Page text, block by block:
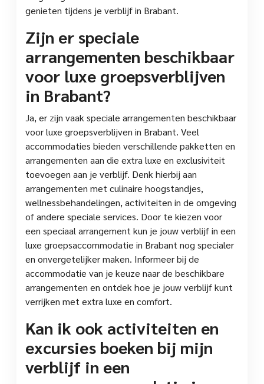
genieten tijdens je verblijf in Brabant.
Zijn er speciale
arrangementen beschikbaar
voor luxe groepsverblijven
in Brabant?
Ja, er zijn vaak speciale arrangementen beschikbaar
voor luxe groepsverblijven in Brabant. Veel
accommodaties bieden verschillende pakketten en
arrangementen aan die extra luxe en exclusiviteit
toevoegen aan je verblijf. Denk hierbij aan
arrangementen met culinaire hoogstandjes,
wellnessbehandelingen, activiteiten in de omgeving
of andere speciale services. Door te kiezen voor
een speciaal arrangement kun je jouw verblijf in een
luxe groepsaccommodatie in Brabant nog specialer
en onvergetelijker maken. Informeer bij de
accommodatie van je keuze naar de beschikbare
arrangementen en ontdek hoe je jouw verblijf kunt
verrijken met extra luxe en comfort.
Kan ik ook activiteiten en
excursies boeken bij mijn
verblijf in een